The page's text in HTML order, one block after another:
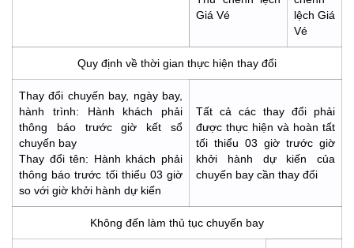
Giá Vé
lệch Giá
Vé
Quy định về thời gian thực hiện thay đổi
Thay đổi chuyến bay, ngày bay,
hành trình: Hành khách phải
thông báo trước giờ kết sổ
chuyến bay
Thay đổi tên: Hành khách phải
thông báo trước tối thiểu 03 giờ
so với giờ khởi hành dự kiến
Tất cả các thay đổi phải
được thực hiện và hoàn tất
tối thiểu 03 giờ trước giờ
khởi hành dự kiến của
chuyến bay cần thay đổi
Không đến làm thủ tục chuyến bay